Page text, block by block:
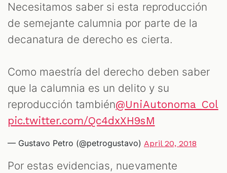
Necesitamos saber si esta reproducción
de semejante calumnia por parte de la
decanatura de derecho es cierta.
Como maestría del derecho deben saber
que la calumnia es un delito y su
reproducción también@UniAutonoma_Col
pic.twitter.com/Qc4dxXH9sM
— Gustavo Petro (@petrogustavo) April 20, 2018
Por estas evidencias, nuevamente